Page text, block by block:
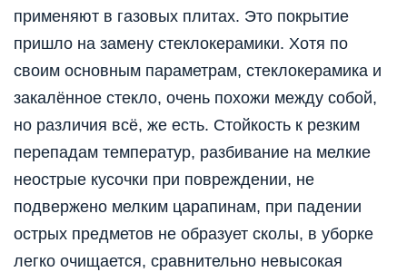
применяют в газовых плитах. Это покрытие
пришло на замену стеклокерамики. Хотя по
своим основным параметрам, стеклокерамика и
закалённое стекло, очень похожи между собой,
но различия всё, же есть. Стойкость к резким
перепадам температур, разбивание на мелкие
неострые кусочки при повреждении, не
подвержено мелким царапинам, при падении
острых предметов не образует сколы, в уборке
легко очищается, сравнительно невысокая